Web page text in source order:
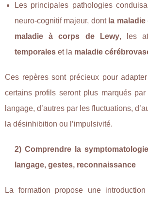
Les principales pathologies
neuro-cognitif majeur, dont la maladie
maladie à corps de Lewy, les
temporales et la maladie
Ces repères sont précieux pour
certains profils seront plus marqués
langage, d’autres par les fluctuations,
la désinhibition ou l’impulsivité.
2) Comprendre la
langage, gestes, reconnaissance
La formation propose une